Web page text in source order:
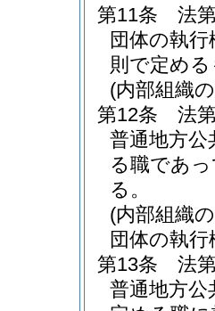
第11条
法
団体の執
則で定め
(内部組織
第12条
法
普通地方
る職であ
る。
(内部組織
団体の執
第13条
法
普通地方公